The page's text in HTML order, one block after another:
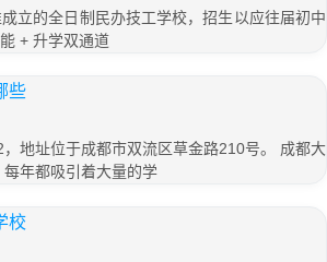
立的全日制民办技工学校，招生以应往届初中
+ 升学双通道
些
地址位于成都市双流区草金路210号。 成都大
年都吸引着大量的学
校